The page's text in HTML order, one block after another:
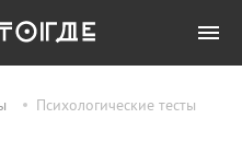
Психологические тесты